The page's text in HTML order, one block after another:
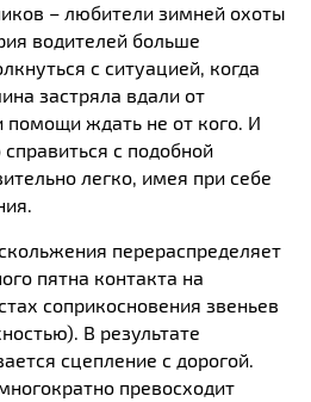
– любители зимней охоты
водителей больше
с ситуацией, когда
застряла вдали от
помощи ждать не от кого. И
с подобной
легко, имея при себе
перераспределяет
пятна контакта на
соприкосновения звеньев
В результате
сцепление с дорогой.
превосходит